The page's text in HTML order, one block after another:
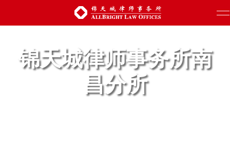
锦天城律师事务所南
昌分所